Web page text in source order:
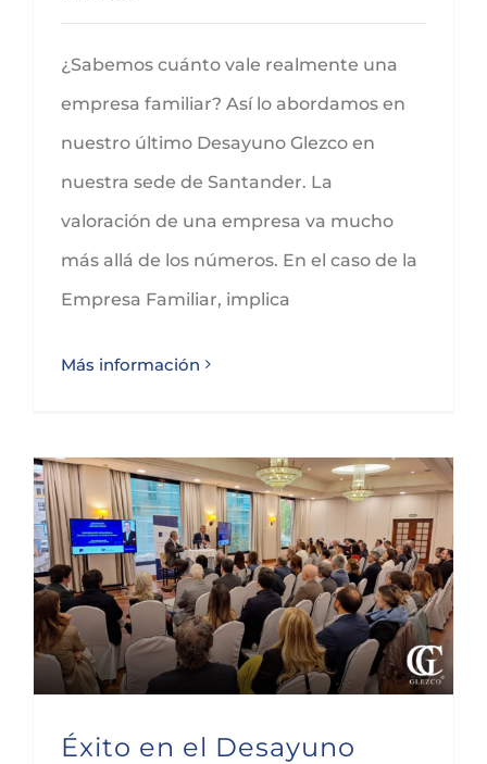
¿Sabemos cuánto vale realmente una
empresa familiar? Así lo abordamos en
nuestro último Desayuno Glezco en
nuestra sede de Santander. La
valoración de una empresa va mucho
más allá de los números. En el caso de la
Empresa Familiar, implica
Más información
Éxito en el Desayuno